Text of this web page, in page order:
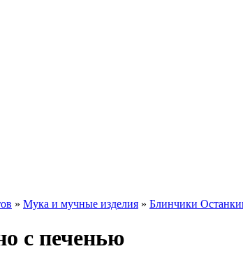
» Мука и мучные изделия » Блинчики
с печенью